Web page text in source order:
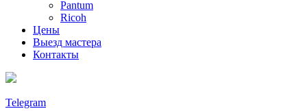
Pantum
Ricoh
Цены
Выезд мастера
Контакты
Telegram